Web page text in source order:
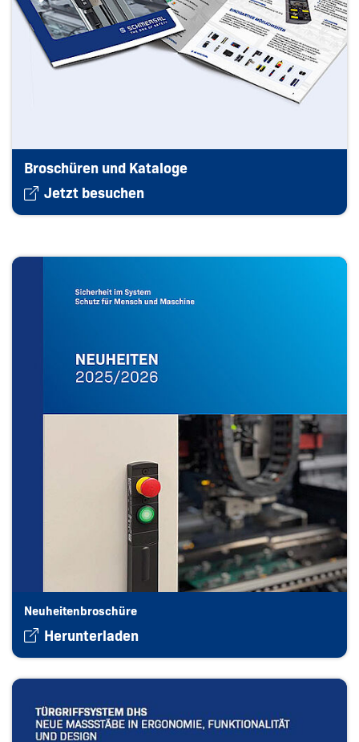
Broschüren und Kataloge
Jetzt besuchen
Neuheitenbroschüre
Herunterladen